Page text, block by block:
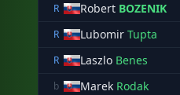
R
Robert BOZENIK
R
Lubomir Tupta
R
Laszlo Benes
b
Marek Rodak